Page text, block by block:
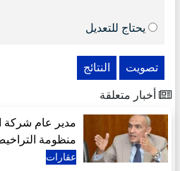
يحتاج للتعديل
تصويت النتائج
أخبار متعلقة
مدير عام شركة
منظومة
عقارات